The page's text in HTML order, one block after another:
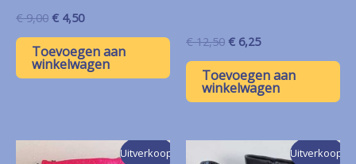
€9,00 Oorspronkelijke
was:
€ 9,00.
€ 4,50Huidige
is:
€ 4,50.
Toevoegen aan
winkelwagen
€12,50 Oorspronkelijke
was:
€ 12,50.
€ 6,25Huidige
is:
€ 6,25.
Toevoegen aan
winkelwagen
Uitverkoop! Uitverkoop!